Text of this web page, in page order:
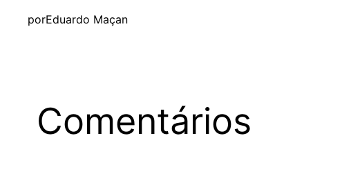
porEduardo Maçan
Comentários